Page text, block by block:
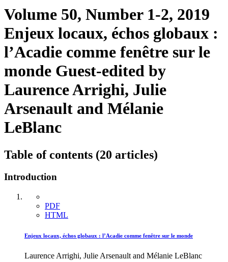
Volume 50, Number 1-2, 2019
Enjeux locaux, échos globaux :
l’Acadie comme fenêtre sur le
monde Guest-edited by
Laurence Arrighi, Julie
Arsenault and Mélanie
LeBlanc
Table of contents (20 articles)
Introduction
PDF
HTML
Enjeux locaux, échos globaux : l’Acadie comme fenêtre sur le monde
Laurence Arrighi, Julie Arsenault and Mélanie LeBlanc